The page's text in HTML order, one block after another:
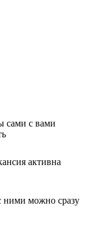
сами с вами
активна
ними можно сразу